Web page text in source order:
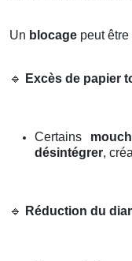
Un blocage peut
🔹 Excès de papier
Certains
désintégrer,
🔹 Réduction du